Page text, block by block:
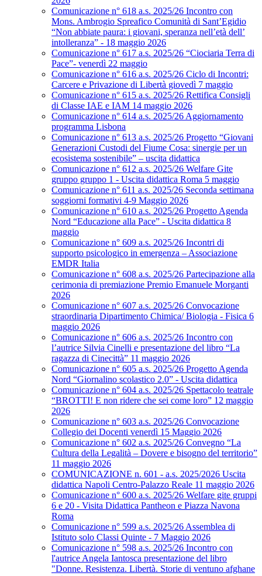
Comunicazione n° 618 a.s. 2025/26 Incontro con
Mons. Ambrogio Spreafico Comunità di Sant’Egidio
“Non abbiate paura: i giovani, speranza nell’età dell’
intolleranza” - 18 maggio 2026
Comunicazione n° 617 a.s. 2025/26 “Ciociaria Terra di
Pace”- venerdì 22 maggio
Comunicazione n° 616 a.s. 2025/26 Ciclo di Incontri:
Carcere e Privazione di Libertà giovedì 7 maggio
Comunicazione n° 615 a.s. 2025/26 Rettifica Consigli
di Classe IAE e IAM 14 maggio 2026
Comunicazione n° 614 a.s. 2025/26 Aggiornamento
programma Lisbona
Comunicazione n° 613 a.s. 2025/26 Progetto “Giovani
Generazioni Custodi del Fiume Cosa: sinergie per un
ecosistema sostenibile” – uscita didattica
Comunicazione n° 612 a.s. 2025/26 Welfare Gite
gruppo gruppo 1 - Uscita didattica Roma 5 maggio
Comunicazione n° 611 a.s. 2025/26 Seconda settimana
soggiorni formativi 4-9 Maggio 2026
Comunicazione n° 610 a.s. 2025/26 Progetto Agenda
Nord “Educazione alla Pace” - Uscita didattica 8
maggio
Comunicazione n° 609 a.s. 2025/26 Incontri di
supporto psicologico in emergenza – Associazione
EMDR Italia
Comunicazione n° 608 a.s. 2025/26 Partecipazione alla
cerimonia di premiazione Premio Emanuele Morganti
2026
Comunicazione n° 607 a.s. 2025/26 Convocazione
straordinaria Dipartimento Chimica/ Biologia - Fisica 6
maggio 2026
Comunicazione n° 606 a.s. 2025/26 Incontro con
l’autrice Silvia Cinelli e presentazione del libro “La
ragazza di Cinecittà” 11 maggio 2026
Comunicazione n° 605 a.s. 2025/26 Progetto Agenda
Nord “Giornalino scolastico 2.0” - Uscita didattica
Comunicazione n° 604 a.s. 2025/26 Spettacolo teatrale
“BROTTI! E non ridere che sei come loro” 12 maggio
2026
Comunicazione n° 603 a.s. 2025/26 Convocazione
Collegio dei Docenti venerdì 15 Maggio 2026
Comunicazione n° 602 a.s. 2025/26 Convegno “La
Cultura della Legalità – Dovere e bisogno del territorio”
11 maggio 2026
COMUNICAZIONE n. 601 - a.s. 2025/2026 Uscita
didattica Napoli Centro-Palazzo Reale 11 maggio 2026
Comunicazione n° 600 a.s. 2025/26 Welfare gite gruppi
6 e 20 - Visita Didattica Pantheon e Piazza Navona
Roma
Comunicazione n° 599 a.s. 2025/26 Assemblea di
Istituto solo Classi Quinte - 7 Maggio 2026
Comunicazione n° 598 a.s. 2025/26 Incontro con
l'autrice Angela Iantosca presentazione del libro
"Donne. Resistenza. Libertà. Storie di ventuno afghane